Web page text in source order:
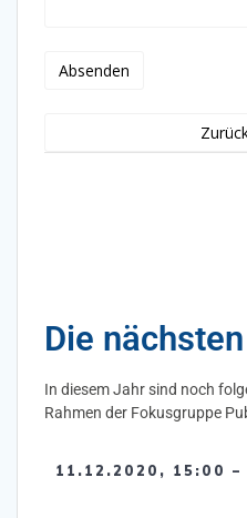
Die
In diesem Jahr sind noch
Rahmen der Fokusgruppe
11.12.2020, 15:00 –